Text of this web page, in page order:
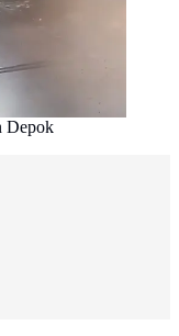
Depok